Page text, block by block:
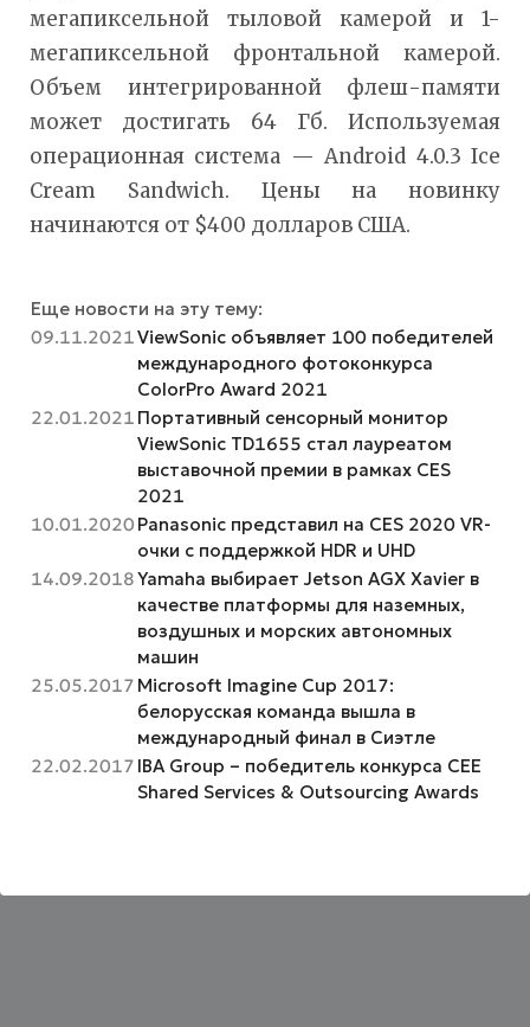
мегапиксельной тыловой камерой и 1-
мегапиксельной фронтальной камерой.
Объем интегрированной флеш-памяти
может достигать 64 Гб. Используемая
операционная система — Android 4.0.3 Ice
Cream Sandwich. Цены на новинку
начинаются от $400 долларов США.
Еще новости на эту тему:
09.11.2021ViewSonic объявляет 100 победителей
международного фотоконкурса
ColorPro Award 2021
22.01.2021 Портативный сенсорный монитор
ViewSonic TD1655 стал лауреатом
выставочной премии в рамках CES
2021
10.01.2020 Panasonic представил на CES 2020 VR-
очки с поддержкой HDR и UHD
14.09.2018Yamaha выбирает Jetson AGX Xavier в
качестве платформы для наземных,
воздушных и морских автономных
машин
25.05.2017 Microsoft Imagine Cup 2017:
белорусская команда вышла в
международный финал в Сиэтле
22.02.2017 IBA Group – победитель конкурса CEE
Shared Services & Outsourcing Awards